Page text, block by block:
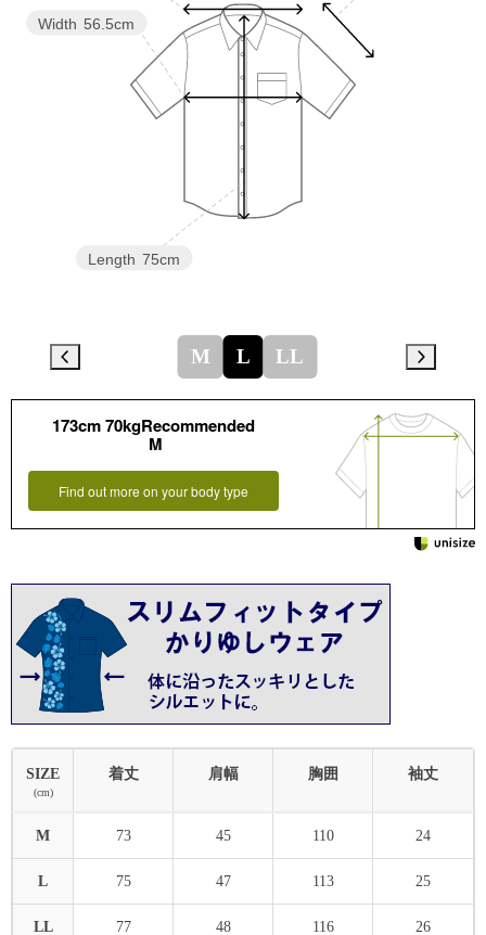
Length 75cm
Width 56.5cm
M L LL
173cm 70kgRecommended
M
Find out more on your body type
SIZE
(cm)
着丈 肩幅 胸囲 袖丈
M 73 45 110 24
L 75 47 113 25
LL 77 48 116 26